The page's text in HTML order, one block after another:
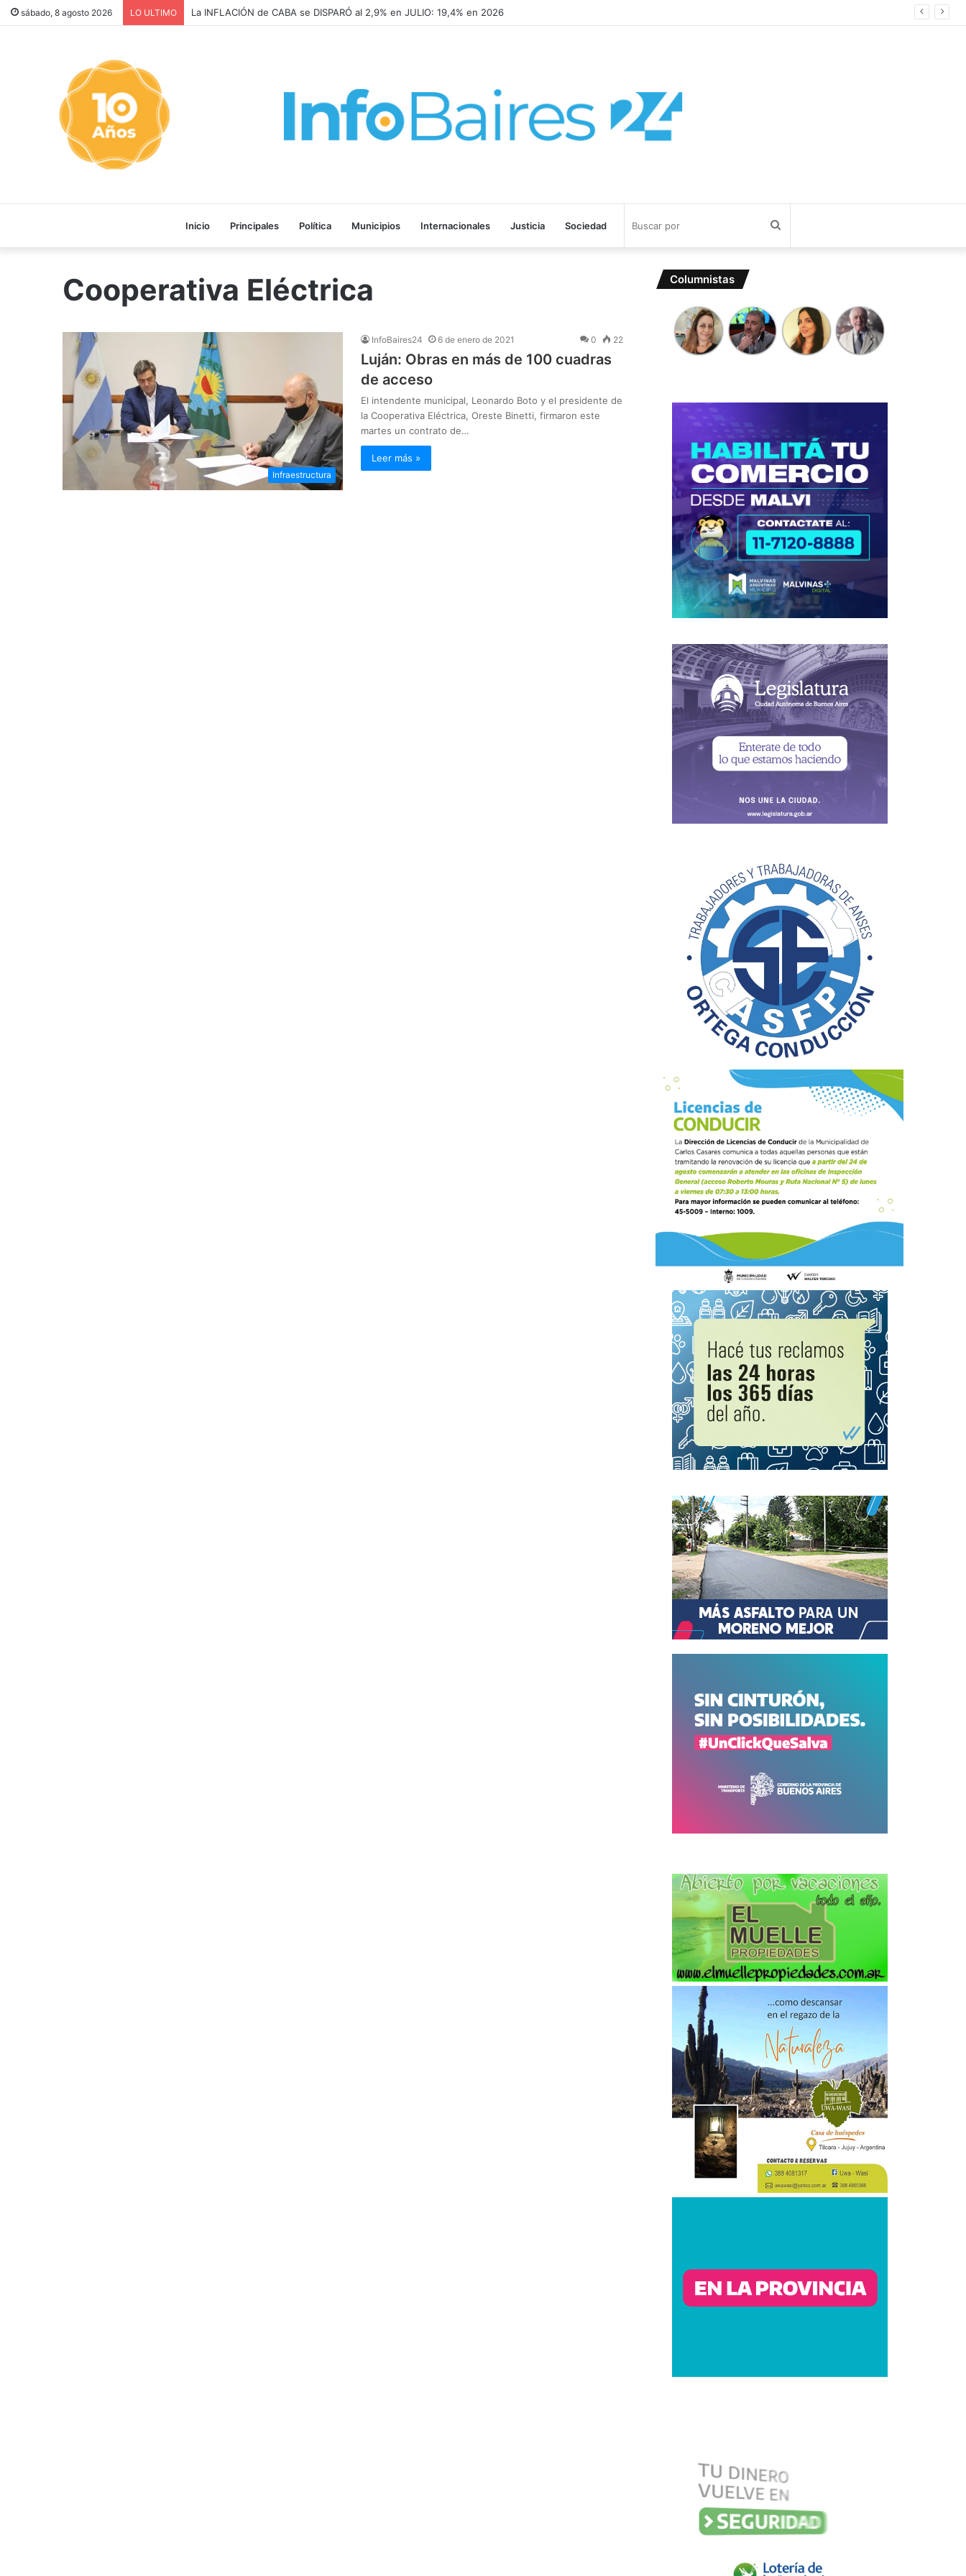
sábado, 8 agosto 2026 LO ULTIMO La INFLACIÓN de CABA se DISPARÓ al 2,9% en JULIO: 19,4% en 2026
Inicio Principales Política Municipios Internacionales Justicia Sociedad
Cooperativa Eléctrica
Infraestructura
InfoBaires24 6 de enero de 2021 0 22
Luján: Obras en más de 100 cuadras
de acceso
El intendente municipal, Leonardo Boto y el presidente de
la Cooperativa Eléctrica, Oreste Binetti, firmaron este
martes un contrato de…
Leer más »
Columnistas